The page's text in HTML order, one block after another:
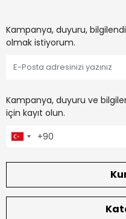
Kampanya, duyuru,
olmak istiyorum.
Kampanya, duyuru ve
için kayıt olun.